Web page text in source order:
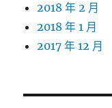
2018 年 2 月
2018 年 1 月
2017 年 12 月